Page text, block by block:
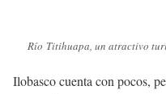
Río Titihuapa, un atractivo
Ilobasco cuenta con pocos,